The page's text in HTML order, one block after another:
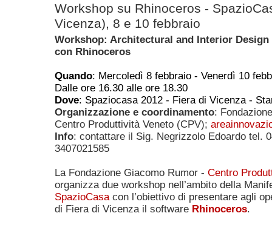
Workshop su Rhinoceros -
Vicenza), 8 e 10 febbraio
Workshop: Architectural and Interior Design
con Rhinoceros
Quando: Mercoledì 8 febbraio - Venerdì 10
Dalle ore 16.30 alle ore 18.30
Dove: Spaziocasa 2012 - Fiera di Vicenza -
Organizzazione e coordinamento:
Centro Produttività Veneto (CPV);
Info: contattare il Sig. Negrizzolo Edoardo tel.
3407021585
La Fondazione Giacomo Rumor - Centro
organizza due workshop nell’ambito della
SpazioCasacon l’obiettivo di presentare agli
di Fiera di Vicenza il software Rhinoceros.